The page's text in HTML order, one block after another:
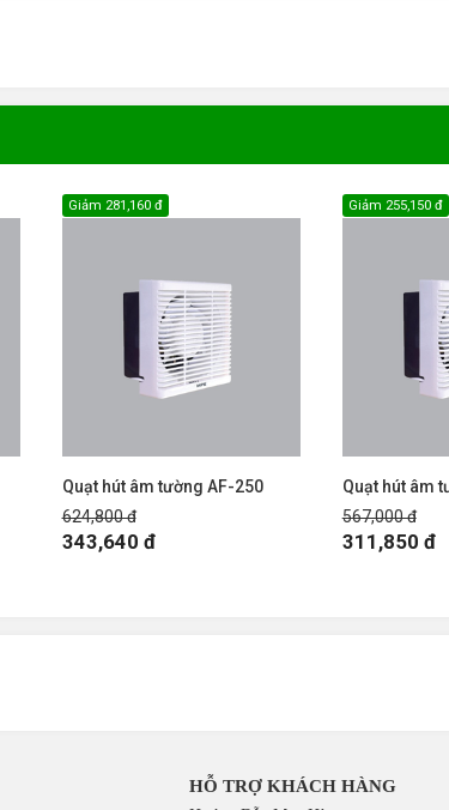
Quạt hút âm tường AF-250
624,800 đ
Giảm 281,160 đ
343,640 đ
Quạt hút âm
567,000 đ
Giảm 255,150 đ
311,850 đ
HỖ TRỢ KHÁCH HÀNG